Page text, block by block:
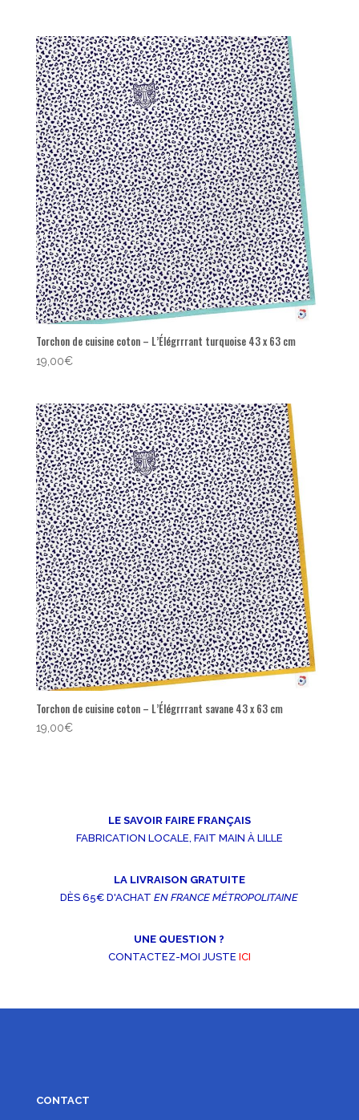
Torchon de cuisine coton – L’Élégrrrant turquoise 43 x 63 cm
19,00€
Torchon de cuisine coton – L’Élégrrrant savane 43 x 63 cm
19,00€
LE SAVOIR FAIRE FRANÇAIS
FABRICATION LOCALE, FAIT MAIN À LILLE
LA LIVRAISON GRATUITE
DÈS 65€ D'ACHATEN FRANCE MÉTROPOLITAINE
UNE QUESTION ?
CONTACTEZ-MOI JUSTE ICI
CONTACT